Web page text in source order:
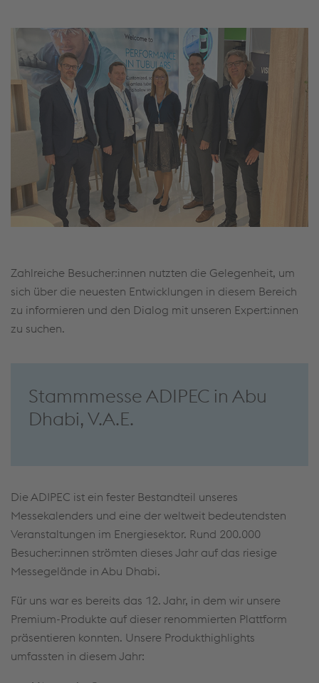
Zahlreiche Besucher:innen nutzten die Gelegenheit, um
sich über die neuesten Entwicklungen in diesem Bereich
zu informieren und den Dialog mit unseren Expert:innen
zu suchen.
Stammmesse ADIPEC in Abu
Dhabi, V.A.E.
Die ADIPEC ist ein fester Bestandteil unseres
Messekalenders und eine der weltweit bedeutendsten
Veranstaltungen im Energiesektor. Rund 200.000
Besucher:innen strömten dieses Jahr auf das riesige
Messegelände in Abu Dhabi.
Für uns war es bereits das 12. Jahr, in dem wir unsere
Premium-Produkte auf dieser renommierten Plattform
präsentieren konnten. Unsere Produkthighlights
umfassten in diesem Jahr: